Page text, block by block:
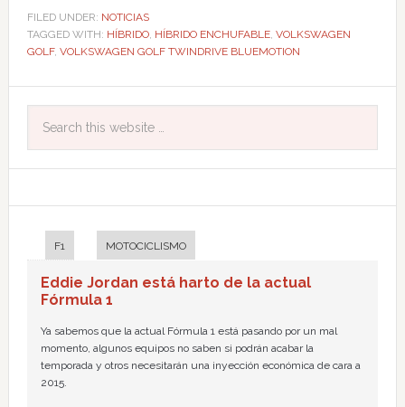
FILED UNDER: NOTICIAS
TAGGED WITH: HÍBRIDO, HÍBRIDO ENCHUFABLE, VOLKSWAGEN
GOLF, VOLKSWAGEN GOLF TWINDRIVE BLUEMOTION
F1 MOTOCICLISMO
Eddie Jordan está harto de la actual
Fórmula 1
Ya sabemos que la actual Fórmula 1 está pasando por un mal
momento, algunos equipos no saben si podrán acabar la
temporada y otros necesitarán una inyección económica de cara a
2015.